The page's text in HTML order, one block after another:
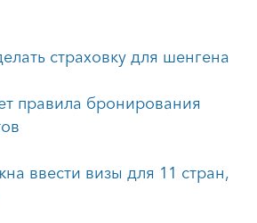
страховку для шенгена
правила бронирования
ввести визы для 11 стран,